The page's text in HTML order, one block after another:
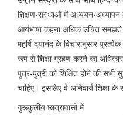
शिक्षण-संस्थाओं में अध्ययन-अध्यापन
आर्यभाषा कहना अधिक उचित समझते
महर्षि दयानंद के विचारानुसार
रूप से शिक्षा ग्रहण करने का अधिकार
पुत्र-पुत्री को शिक्षित होने की सभी
चाहिए। इसलिए वे अनिवार्य शिक्षा
गुरूकुलीय छात्रावासों में